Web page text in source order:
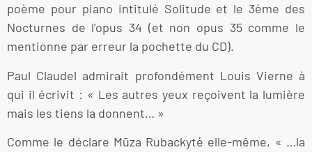
poème pour piano intitulé Solitude et le 3ème des
Nocturnes de l’opus 34 (et non opus 35 comme le
mentionne par erreur la pochette du CD).
Paul Claudel admirait profondément Louis Vierne à
qui il écrivit : « Les autres yeux reçoivent la lumière
mais les tiens la donnent… »
Comme le déclare Mūza Rubackytė elle-même, « …la